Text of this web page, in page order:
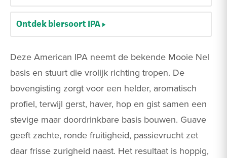
Deze American IPA neemt de bekende Mooie Nel
basis en stuurt die vrolijk richting tropen. De
bovengisting zorgt voor een helder, aromatisch
profiel, terwijl gerst, haver, hop en gist samen een
stevige maar doordrinkbare basis bouwen. Guave
geeft zachte, ronde fruitigheid, passievrucht zet
daar frisse zurigheid naast. Het resultaat is hoppig,
Ontdek biersoort IPA